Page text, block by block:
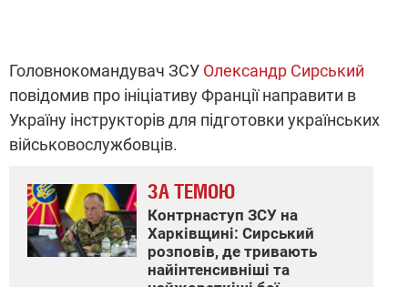
Головнокомандувач ЗСУ Олександр Сирський
повідомив про ініціативу Франції направити в
Україну інструкторів для підготовки українських
військовослужбовців.
ЗА ТЕМОЮ
Контрнаступ ЗСУ на
Харківщині: Сирський
розповів, де тривають
найінтенсивніші та